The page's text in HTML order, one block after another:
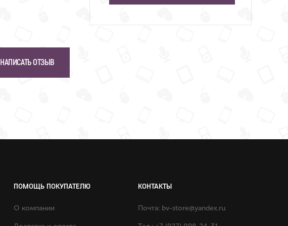
НАПИСАТЬ ОТЗЫВ
ПОМОЩЬ ПОКУПАТЕЛЮ
О компании
КОНТАКТЫ
Почта: bv-store@yandex.ru